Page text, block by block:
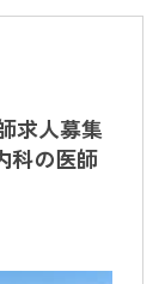
求人募集
科の医師